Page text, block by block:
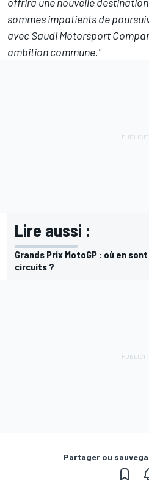
sommes impatients de
avec Saudi Motorsport
ambition commune."
Lire aussi :
Grands Prix MotoGP : où en
circuits ?
Partager ou